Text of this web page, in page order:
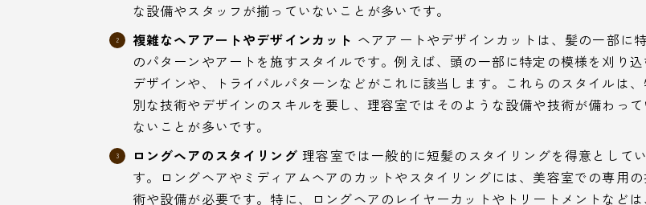
な設備やスタッフが揃っていないことが多いです。
複雑なヘアアートやデザインカット ヘアアートやデザインカットは、髪の一部に
のパターンやアートを施すスタイルです。例えば、頭の一部に特定の模様を刈り込
デザインや、トライバルパターンなどがこれに該当します。これらのスタイルは
別な技術やデザインのスキルを要し、理容室ではそのような設備や技術が備わって
ないことが多いです。
ロングヘアのスタイリング 理容室では一般的に短髪のスタイリングを得意として
す。ロングヘアやミディアムヘアのカットやスタイリングには、美容室での専用の
術や設備が必要です。特に、ロングヘアのレイヤーカットやトリートメントなどは